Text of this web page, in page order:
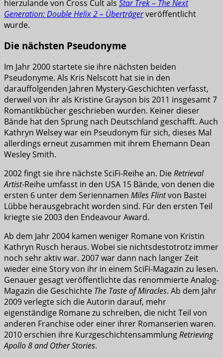
hierzulande von Cross Cult als Star Trek – The Next
Generation: Double Helix 2 – Überträgerveröffentlicht
wurde.
Die nächsten Pseudonyme
Im Jahr 2000 startete sie ihre nächsten beiden
Pseudonyme. Als Kris Nelscott hat sie in den
darauffolgenden Jahren Mystery-Geschichten verfasst,
derweil von ihr als Kristine Grayson bis 2011 insgesamt 7
Romantikbücher geschrieben wurden. Keiner dieser
Bände hat den Sprung nach Deutschland geschafft. Auch
Kathryn Welsey war ein Pseudonym für sich, dieses Mal
allerdings erneut zusammen mit ihrem Ehemann Dean
Wesley Smith.
2002 fingt sie ihre nächste SciFi-Reihe an. DieRetrieval
Artist-Reihe umfasst in den USA 15 Bände, von denen die
ersten 6 unter dem Seriennamen Miles Flintvon Bastei
Lübbe herausgebracht worden sind. Für den ersten Teil
kriegte sie 2003 den Endeavour Award.
Ab dem Jahr 2004 kamen weniger Romane von Kristin
Kathryn Rusch heraus. Wobei sie nichtsdestotrotz immer
noch sehr aktiv war. 2007 war dann nach langer Zeit
wieder eine Story von ihr in einem SciFi-Magazin zu lesen.
Genauer gesagt veröffentlichte das renommierte Analog-
Magazin die Geschichte The Taste of Miracles. Ab dem Jahr
2009 verlegte sich die Autorin darauf, mehr
eigenständige Romane zu schreiben, die nicht Teil von
anderen Franchise oder einer ihrer Romanserien waren.
2010 erschien ihre KurzgeschichtensammlungRetrieving
Apollo 8 and Other Stories.